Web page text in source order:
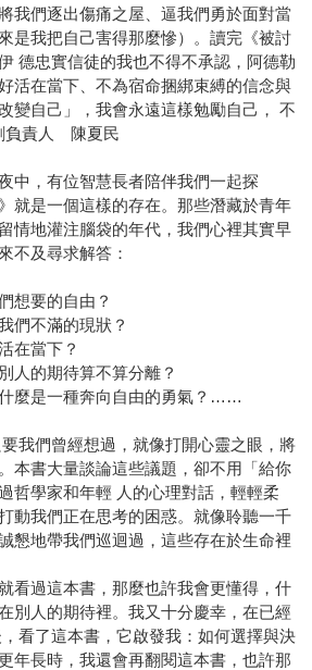
我們逐出傷痛之屋、逼我們勇於面對當
是我把自己害得那麼慘）。讀完《被討
德忠實信徒的我也不得不承認，阿德勒
活在當下、不為宿命捆綁束縛的信念與
變自己」，我會永遠這樣勉勵自己， 不
負責人 陳夏民
中，有位智慧長者陪伴我們一起探
是一個這樣的存在。那些潛藏於青年
情地灌注腦袋的年代，我們心裡其實早
不及尋求解答：
想要的自由？
們不滿的現狀？
在當下？
人的期待算不算分離？
麼是一種奔向自由的勇氣？……
們曾經想過，就像打開心靈之眼，將
本書大量談論這些議題，卻不用「給你
哲學家和年輕 人的心理對話，輕輕柔
動我們正在思考的困惑。就像聆聽一千
懇地帶我們巡迴過，這些存在於生命裡
看過這本書，那麼也許我會更懂得，什
別人的期待裡。我又十分慶幸，在已經
看了這本書，它啟發我：如何選擇與決
年長時，我還會再翻閱這本書，也許那